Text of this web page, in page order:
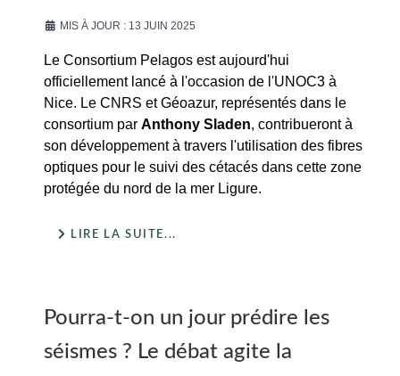
MIS À JOUR : 13 JUIN 2025
Le Consortium Pelagos est aujourd'hui
officiellement lancé à l'occasion de l'UNOC3 à
Nice. Le CNRS et Géoazur, représentés dans le
consortium par Anthony Sladen, contribueront à
son développement à travers l'utilisation des fibres
optiques pour le suivi des cétacés dans cette zone
protégée du nord de la mer Ligure.
LIRE LA SUITE...
Pourra-t-on un jour prédire les
séismes ? Le débat agite la